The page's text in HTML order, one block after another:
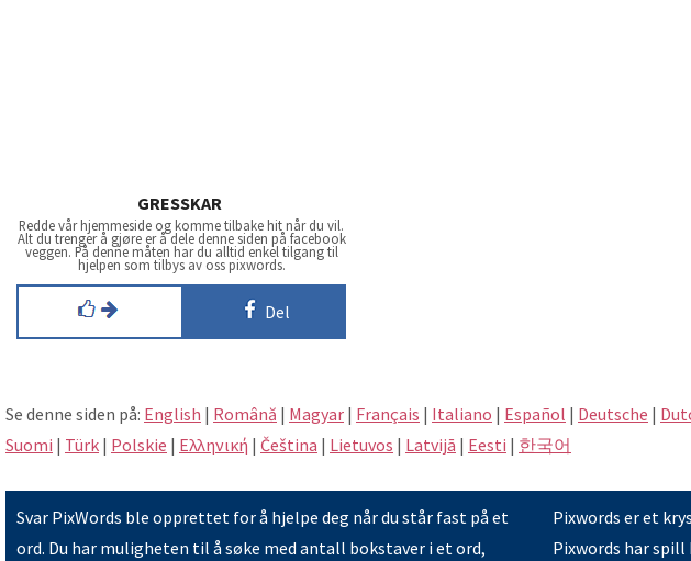
GRESSKAR
Redde vår hjemmeside og komme tilbake hit når du vil.
Alt du trenger å gjøre er å dele denne siden på facebook
veggen. På denne måten har du alltid enkel tilgang til
hjelpen som tilbys av oss pixwords.
Del
Se denne siden på: English | Română | Magyar | Français | Italiano | Español | Deutsche |
Suomi | Türk | Polskie | Eλληνική | Čeština | Lietuvos | Latvijā | Eesti | 한국어
Svar PixWords ble opprettet for å hjelpe deg når du står fast på et
ord. Du har muligheten til å søke med antall bokstaver i et ord,
Pixwords er et
Pixwords har